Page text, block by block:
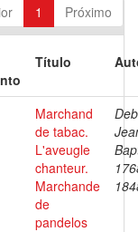
1 Próximo
Título
Marchand
de tabac.
L'aveugle
chanteur.
Marchande
de
pandelos